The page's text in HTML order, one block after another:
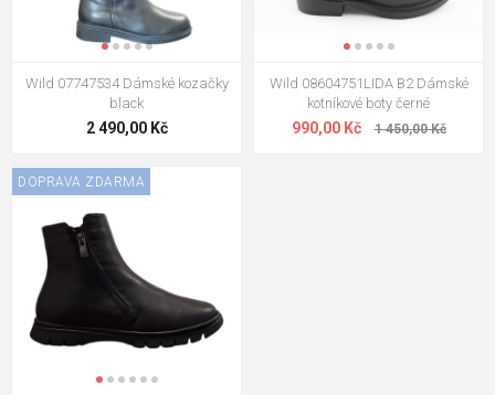
Wild 07747534 Dámské kozačky
black
2 490,00 Kč
Wild 08604751LIDA B2 Dámské
kotníkové boty černé
990,00 Kč 1 450,00 Kč
DOPRAVA ZDARMA